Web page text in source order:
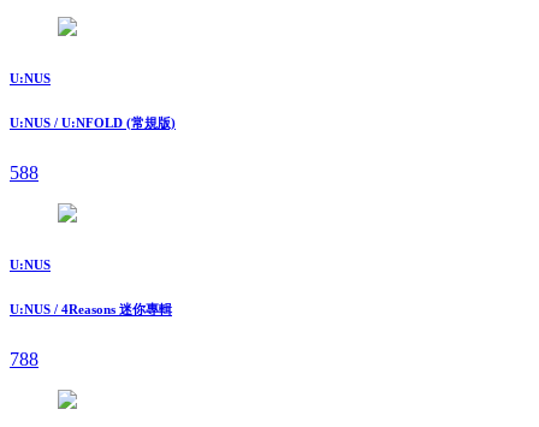
U:NUS
U:NUS / U:NFOLD (常規版)
588
U:NUS
U:NUS / 4Reasons 迷你專輯
788